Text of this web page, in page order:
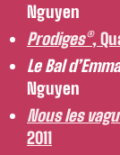
Nguyen
Prodiges®,
Le Bal d’Emma
Nguyen
Nous les
2011